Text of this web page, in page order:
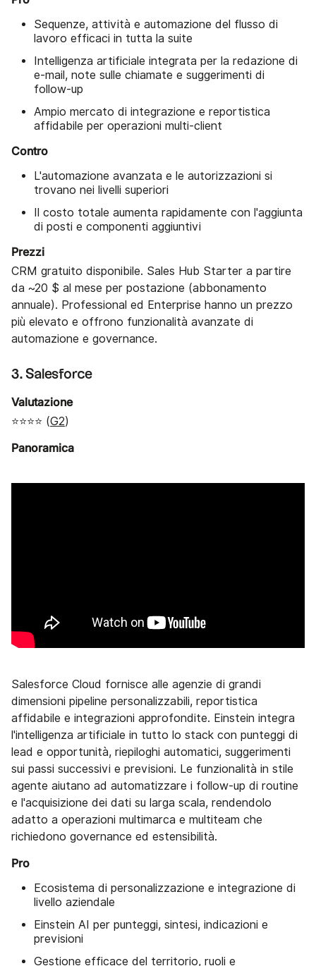
Sequenze, attività e automazione del flusso di
lavoro efficaci in tutta la suite
Intelligenza artificiale integrata per la redazione di
e-mail, note sulle chiamate e suggerimenti di
follow-up
Ampio mercato di integrazione e reportistica
affidabile per operazioni multi-client
Contro
L'automazione avanzata e le autorizzazioni si
trovano nei livelli superiori
Il costo totale aumenta rapidamente con l'aggiunta
di posti e componenti aggiuntivi
Prezzi
CRM gratuito disponibile. Sales Hub Starter a partire
da ~20 $ al mese per postazione (abbonamento
annuale). Professional ed Enterprise hanno un prezzo
più elevato e offrono funzionalità avanzate di
automazione e governance.
3. Salesforce
Valutazione
⭐⭐⭐⭐ (G2)
Panoramica
Salesforce Cloud fornisce alle agenzie di grandi
dimensioni pipeline personalizzabili, reportistica
affidabile e integrazioni approfondite. Einstein integra
l'intelligenza artificiale in tutto lo stack con punteggi di
lead e opportunità, riepiloghi automatici, suggerimenti
sui passi successivi e previsioni. Le funzionalità in stile
agente aiutano ad automatizzare i follow-up di routine
e l'acquisizione dei dati su larga scala, rendendolo
adatto a operazioni multimarca e multiteam che
richiedono governance ed estensibilità.
Pro
Ecosistema di personalizzazione e integrazione di
livello aziendale
Einstein AI per punteggi, sintesi, indicazioni e
previsioni
Gestione efficace del territorio, ruoli e